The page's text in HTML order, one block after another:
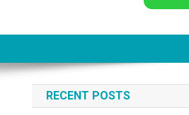
RECENT POSTS